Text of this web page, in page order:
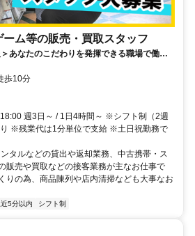
ム等の販売・買取スタッフ
あなたのこだわりを発揮できる職場で働き
歩10分
週3日～ / 1日4時間～ ※シフト制（2週
※残業代は1分単位で支給 ※土日祝勤務で
タルなどの貸出や返却業務、中古携帯・ス
販売や買取などの接客業務が主なお仕事で
りの為、商品陳列や店内清掃なども大事なお
5分以内 シフト制